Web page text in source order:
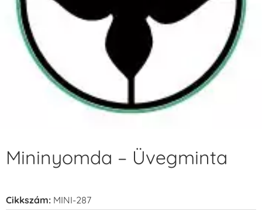
Mininyomda – Üvegminta
Cikkszám: MINI-287